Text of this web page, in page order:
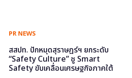
PR NEWS
สสปท. ปักหมุดสุราษฎร์ฯ ยกระดับ
“Safety Culture” ชู Smart
Safety ขับเคลื่อนเศรษฐกิจภาคใต้